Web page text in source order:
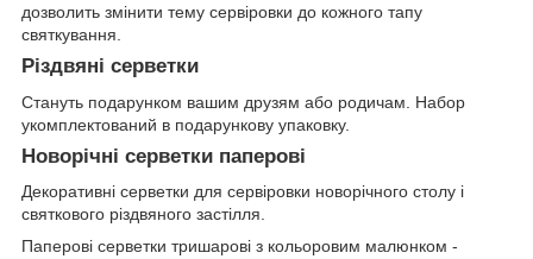
дозволить змінити тему сервіровки до кожного тапу
святкування.
Різдвяні серветки
Стануть подарунком вашим друзям або родичам. Набор
укомплектований в подарункову упаковку.
Новорічні серветки паперові
Декоративні серветки для сервіровки новорічного столу і
святкового різдвяного застілля.
Паперові серветки тришарові з кольоровим малюнком -